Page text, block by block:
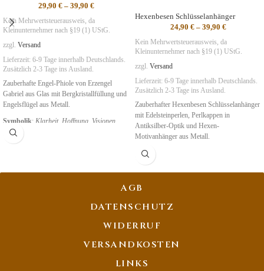
29,90 €– 39,90 €
Kein Mehrwertsteuerausweis, da
Kleinunternehmer nach §19 (1) UStG.
zzgl. Versand
Lieferzeit: 6-9 Tage innerhalb Deutschlands.
Zusätzlich 2-3 Tage ins Ausland.
Zauberhafte Engel-Phiole von Erzengel
Gabriel aus Glas mit Bergkristallfüllung und
Engelsflügel aus Metall.
Symbolik: Klarheit, Hoffnung, Visionen
Hexenbesen Schlüsselanhänger
24,90 €– 39,90 €
Kein Mehrwertsteuerausweis, da
Kleinunternehmer nach §19 (1) UStG.
zzgl. Versand
Lieferzeit: 6-9 Tage innerhalb Deutschlands.
Zusätzlich 2-3 Tage ins Ausland.
Zauberhafter Hexenbesen Schlüsselanhänger
mit Edelsteinperlen, Perlkappen in
Antiksilber-Optik und Hexen-
Motivanhänger aus Metall.
Symbolik
AGB
DATENSCHUTZ
WIDERRUF
VERSANDKOSTEN
LINKS